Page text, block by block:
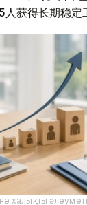
获得长期稳定
халықты